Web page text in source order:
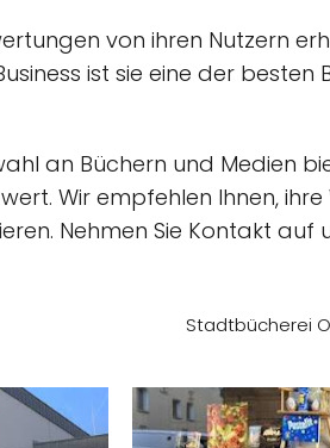
von ihren Nutzern
ist sie eine der besten
an Büchern und Medien
Wir empfehlen Ihnen,
Nehmen Sie Kontakt auf
Stadtbücherei